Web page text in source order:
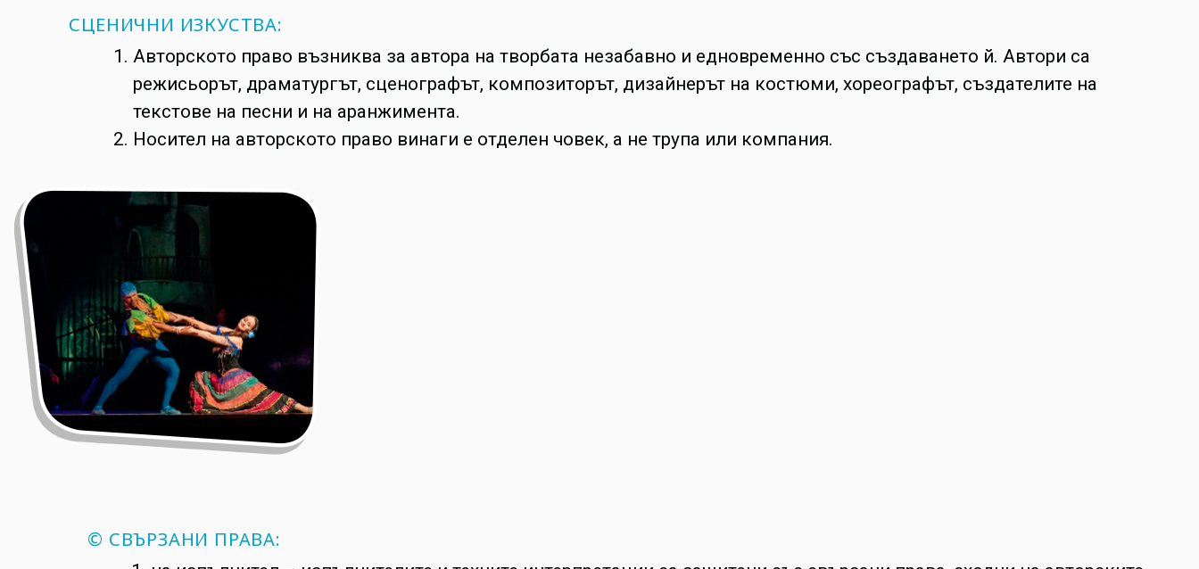
СЦЕНИЧНИ ИЗКУСТВА:
Авторското право възниква за автора на творбата незабавно и едновременно със създаването й. Автори са
режисьорът, драматургът, сценографът, композиторът, дизайнерът на костюми, хореографът, създателите на
текстове на песни и на аранжимента.
Носител на авторското право винаги е отделен човек, а не трупа или компания.
© СВЪРЗАНИ ПРАВА: